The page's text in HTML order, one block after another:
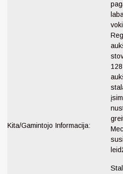
Kita/Gamintojo Informacija: